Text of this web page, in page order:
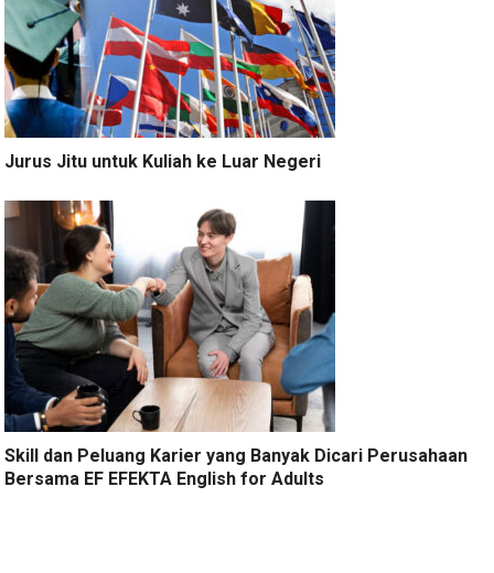
Jurus Jitu untuk Kuliah ke Luar Negeri
Skill dan Peluang Karier yang Banyak Dicari Perusahaan
Bersama EF EFEKTA English for Adults